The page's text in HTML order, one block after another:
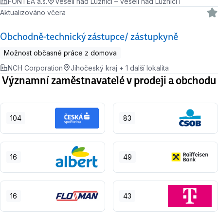
Obchodně-technický zástupce/ zástupkyně
Aktualizováno včera
Možnost občasné práce z domova
NCH Corporation
Jihočeský kraj + 1 další lokalita
Významní zaměstnavatelé v prodeji a obchodu
104 83
16 49
16 43